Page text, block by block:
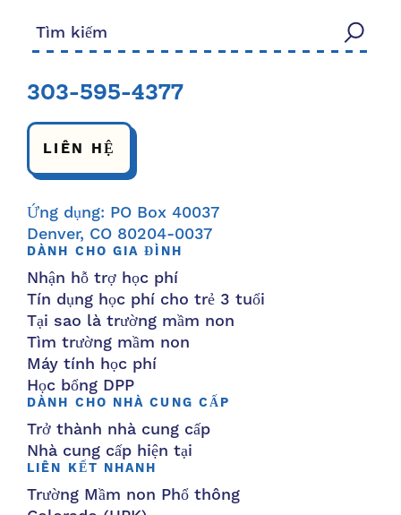
Tìm kiếm:
303-595-4377
LIÊN HỆ
Ứng dụng: PO Box 40037
Denver, CO 80204-0037
DÀNH CHO GIA ĐÌNH
Nhận hỗ trợ học phí
Tín dụng học phí cho trẻ 3 tuổi
Tại sao là trường mầm non
Tìm trường mầm non
Máy tính học phí
Học bổng DPP
DÀNH CHO NHÀ CUNG CẤP
Trở thành nhà cung cấp
Nhà cung cấp hiện tại
LIÊN KẾT NHANH
Trường Mầm non Phổ thông